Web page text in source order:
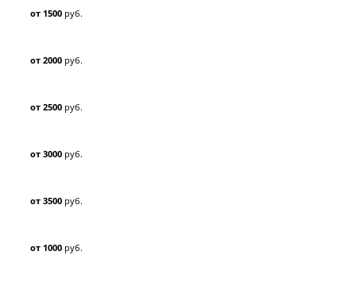
от 1500 руб.
от 2000 руб.
от 2500 руб.
от 3000 руб.
от 3500 руб.
от 1000 руб.